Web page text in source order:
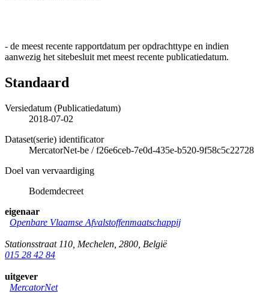
- de meest recente rapportdatum per opdrachttype en indien
aanwezig het sitebesluit met meest recente publicatiedatum.
Standaard
Versiedatum (Publicatiedatum)
2018-07-02
Dataset(serie) identificator
MercatorNet-be /f26e6ceb-7e0d-435e-b520-9f58c5c22728
Doel van vervaardiging
Bodemdecreet
eigenaar
Openbare Vlaamse Afvalstoffenmaatschappij
Stationsstraat 110 Mechelen 2800 België
015 28 42 84
uitgever
MercatorNet